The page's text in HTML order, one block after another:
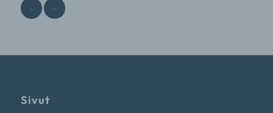
› »
Sivut